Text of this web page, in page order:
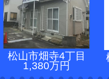
松山市畑寺4丁目
1,380万円